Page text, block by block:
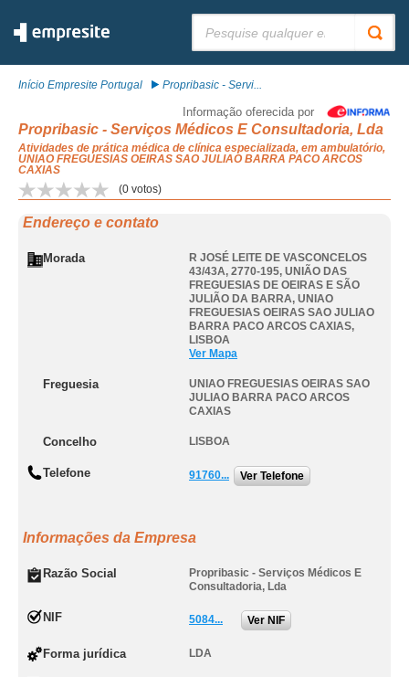
Início Empresite Portugal Propribasic - Servi...
Informação oferecida por
Propribasic - Serviços Médicos E Consultadoria, Lda
Atividades de prática médica de clínica especializada, em ambulatório,
UNIAO FREGUESIAS OEIRAS SAO JULIAO BARRA PACO ARCOS
CAXIAS
(0 votos)
Endereço e contato
Morada
R JOSÉ LEITE DE VASCONCELOS
43/43A, 2770-195, UNIÃO DAS
FREGUESIAS DE OEIRAS E SÃO
JULIÃO DA BARRA, UNIAO
FREGUESIAS OEIRAS SAO JULIAO
BARRA PACO ARCOS CAXIAS,
LISBOA
Ver Mapa
Freguesia
UNIAO FREGUESIAS OEIRAS SAO
JULIAO BARRA PACO ARCOS
CAXIAS
Concelho LISBOA
Telefone 91760... Ver Telefone
Informações da Empresa
Razão Social
Propribasic - Serviços Médicos E
Consultadoria, Lda
NIF 5084... Ver NIF
Forma jurídica LDA